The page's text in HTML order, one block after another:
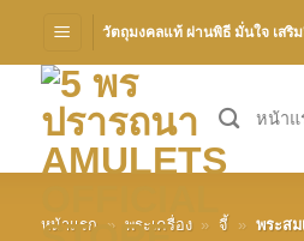
วัตถุมงคลแท้ ผ่านพิธี มั่นใจ เสริ
หน้าแ
หน้าแรก » พระเครื่อง » จี้ » พระสม